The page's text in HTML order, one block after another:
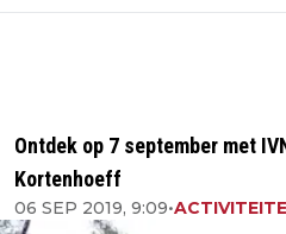
Ontdek op 7 september met
Kortenhoeff
06 SEP 2019, 9:09•